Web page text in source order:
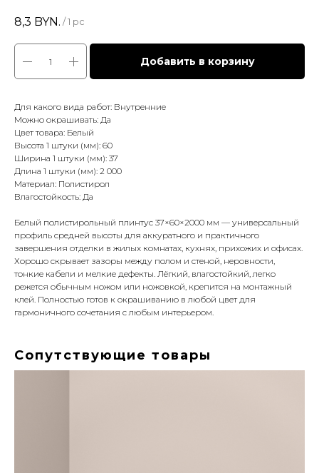
8,3 BYN. / 1 pc
Добавить в корзину
Для какого вида работ: Внутренние
Можно окрашивать: Да
Цвет товара: Белый
Высота 1 штуки (мм): 60
Ширина 1 штуки (мм): 37
Длина 1 штуки (мм): 2 000
Материал: Полистирол
Влагостойкость: Да
Белый полистирольный плинтус 37×60×2000 мм — универсальный
профиль средней высоты для аккуратного и практичного
завершения отделки в жилых комнатах, кухнях, прихожих и офисах.
Хорошо скрывает зазоры между полом и стеной, неровности,
тонкие кабели и мелкие дефекты. Лёгкий, влагостойкий, легко
режется обычным ножом или ножовкой, крепится на монтажный
клей. Полностью готов к окрашиванию в любой цвет для
гармоничного сочетания с любым интерьером.
Сопутствующие товары